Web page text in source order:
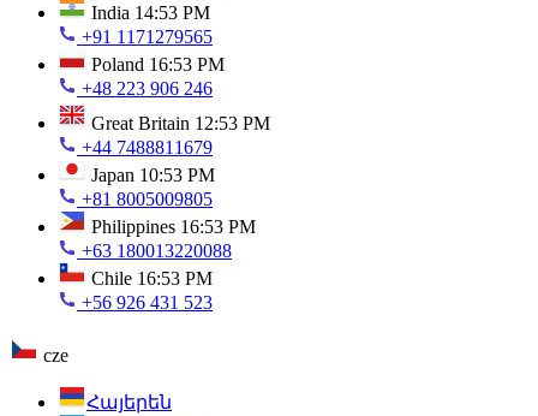
India 14:53 PM
+91 1171279565
Poland 16:53 PM
+48 223 906 246
Great Britain 12:53 PM
+44 7488811679
Japan 10:53 PM
+81 8005009805
Philippines 16:53 PM
+63 180013220088
Chile 16:53 PM
+56 926 431 523
cze
Հայերեն